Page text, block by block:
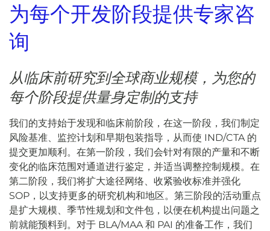
为每个开发阶段提供专家咨
询
从临床前研究到全球商业规模，为您的
每个阶段提供量身定制的支持
我们的支持始于发现和临床前阶段，在这一阶段，我们制定
风险基准、监控计划和早期包装指导，从而使 IND/CTA 的
提交更加顺利。在第一阶段，我们会针对有限的产量和不断
变化的临床范围对通道进行鉴定，并适当调整控制规模。在
第二阶段，我们将扩大途径网络、收紧验收标准并强化
SOP，以支持更多的研究机构和地区。第三阶段的活动重点
是扩大规模、季节性规划和文件包，以便在机构提出问题之
前就能预料到。对于 BLA/MAA 和 PAI 的准备工作，我们